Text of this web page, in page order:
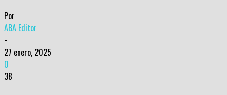
Por
ABA Editor
-
27 enero, 2025
0
38